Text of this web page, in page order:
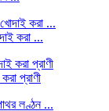
করা ...
প্রাণী